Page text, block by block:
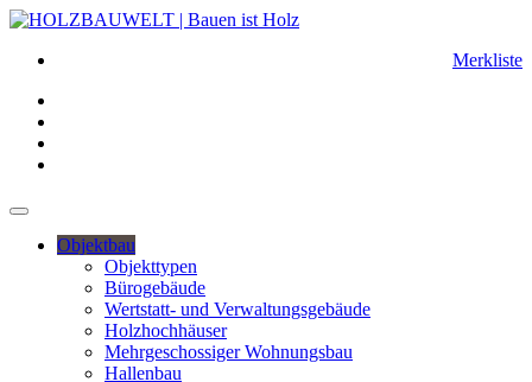
Merkliste
Objektbau
Objekttypen
Bürogebäude
Wertstatt- und Verwaltungsgebäude
Holzhochhäuser
Mehrgeschossiger Wohnungsbau
Hallenbau